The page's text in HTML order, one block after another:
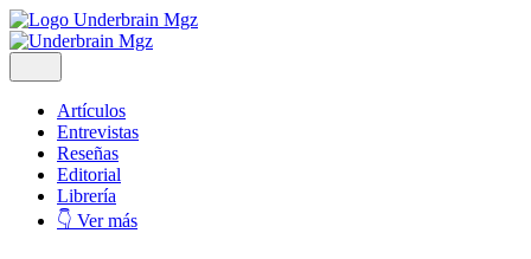
Artículos
Entrevistas
Reseñas
Editorial
Librería
👇 Ver más